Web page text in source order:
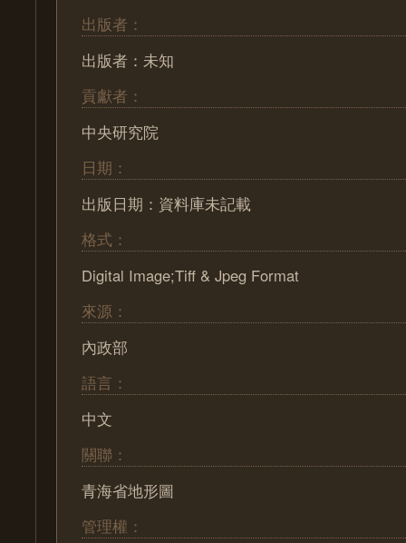
出版者：
出版者：未知
貢獻者：
中央研究院
日期：
出版日期：資料庫未記載
格式：
Digital Image;Tiff & Jpeg Format
來源：
內政部
語言：
中文
關聯：
青海省地形圖
管理權：